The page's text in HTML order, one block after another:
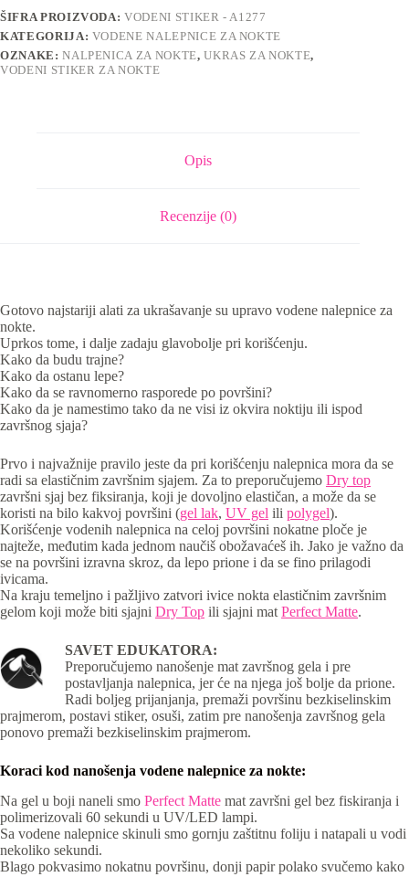
količina
ŠIFRA PROIZVODA:VODENI STIKER - A1277
KATEGORIJA: VODENE NALEPNICE ZA NOKTE
OZNAKE:NALPENICA ZA NOKTE,UKRAS ZA NOKTE,
VODENI STIKER ZA NOKTE
Opis
Recenzije (0)
Gotovo najstariji alati za ukrašavanje su upravo vodene nalepnice za
nokte.
Uprkos tome, i dalje zadaju glavobolje pri korišćenju.
Kako da budu trajne?
Kako da ostanu lepe?
Kako da se ravnomerno rasporede po površini?
Kako da je namestimo tako da ne visi iz okvira noktiju ili ispod
završnog sjaja?
Prvo i najvažnije pravilo jeste da pri korišćenju nalepnica mora da se
radi sa elastičnim završnim sjajem. Za to preporučujemo Dry top
završni sjaj bez fiksiranja, koji je dovoljno elastičan, a može da se
koristi na bilo kakvoj površini (gel lak, UV gel ili polygel).
Korišćenje vodenih nalepnica na celoj površini nokatne ploče je
najteže, međutim kada jednom naučiš obožavaćeš ih. Jako je važno da
se na površini izravna skroz, da lepo prione i da se fino prilagodi
ivicama.
Na kraju temeljno i pažljivo zatvori ivice nokta elastičnim završnim
gelom koji može biti sjajni Dry Top ili sjajni matPerfect Matte.
SAVET EDUKATORA:
Preporučujemo nanošenje mat završnog gela i pre
postavljanja nalepnica, jer će na njega još bolje da prione.
Radi boljeg prijanjanja, premaži površinu bezkiselinskim
prajmerom, postavi stiker, osuši, zatim pre nanošenja završnog gela
ponovo premaži bezkiselinskim prajmerom.
Koraci kod nanošenja vodene nalepnice za nokte:
Na gel u boji naneli smo Perfect Matte mat završni gel bez fiskiranja i
polimerizovali 60 sekundi u UV/LED lampi.
Sa vodene nalepnice skinuli smo gornju zaštitnu foliju i natapali u vodi
nekoliko sekundi.
Blago pokvasimo nokatnu površinu, donji papir polako svučemo kako